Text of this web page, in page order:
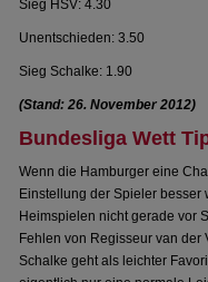
Sieg HSV: 4.30
Unentschieden: 3.50
Sieg Schalke: 1.90
(Stand: 26. November 2012)
Bundesliga Wett
Wenn die Hamburger eine
Einstellung der Spieler besser
Heimspielen nicht gerade vor
Fehlen von Regisseur van der
Schalke geht als leichter